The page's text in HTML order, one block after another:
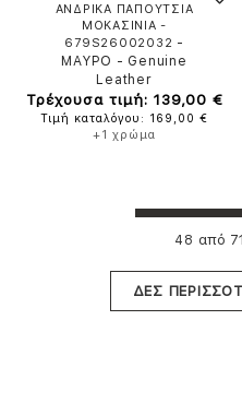
ΑΝΔΡΙΚΑ ΠΑΠΟΥΤΣΙΑ
ΜΟΚΑΣΙΝΙΑ -
679S26002032 -
ΜΑΥΡΟ - Genuine
Leather
Τρέχουσα τιμή: 139,00 €
Τιμή καταλόγου: 169,00 €
+1 χρώμα
48 από
ΔΕΣ